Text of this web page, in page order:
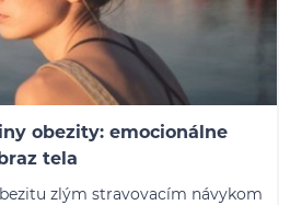
obezity: emocionálne
tela
zlým stravovacím návykom